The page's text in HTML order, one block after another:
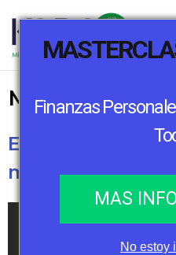
Finanzas
MAS
No estoy
Master Cash de
Episodio 3:
medir el riesgo